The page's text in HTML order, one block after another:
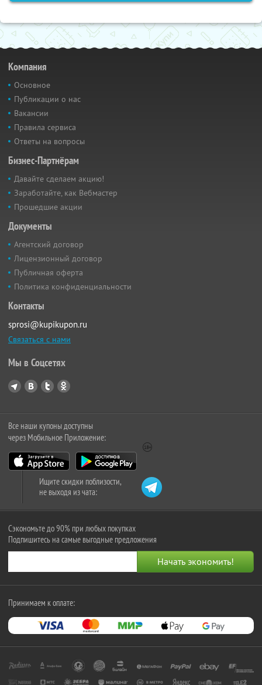
Компания
Основное
Публикации о нас
Вакансии
Правила сервиса
Ответы на вопросы
Бизнес-Партнёрам
Давайте сделаем акцию!
Заработайте, как Вебмастер
Прошедшие акции
Документы
Агентский договор
Лицензионный договор
Публичная оферта
Политика конфиденциальности
Контакты
sprosi@kupikupon.ru
Связаться с нами
Мы в Соцсетях
Все наши купоны доступны
через Мобильное Приложение:
Ищите скидки поблизости,
не выходя из чата:
Сэкономьте до 90% при любых покупках
Подпишитесь на самые выгодные предложения
Принимаем к оплате: